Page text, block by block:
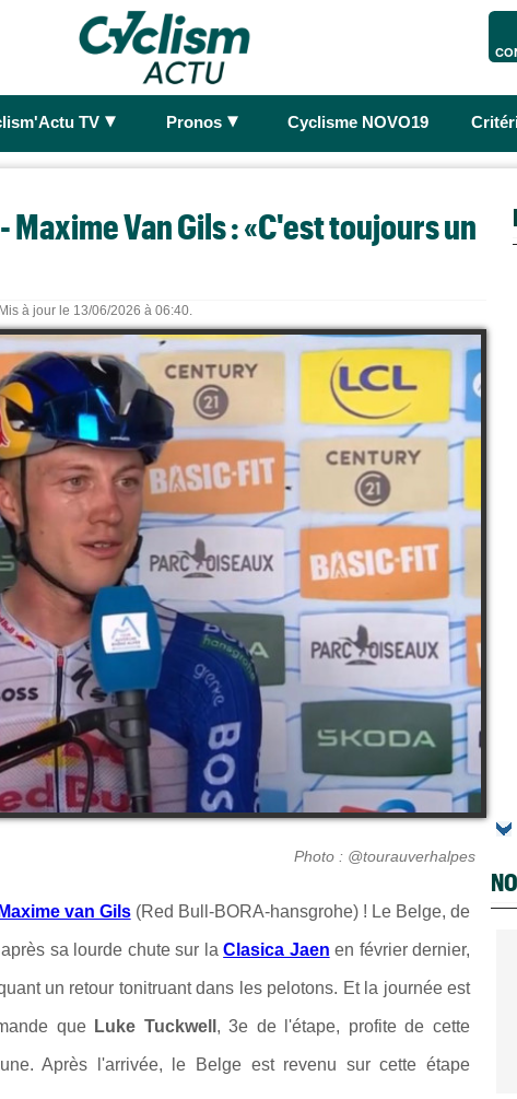
TV ► Pronos ► Cyclisme NOVO19
Van Gils : «C'est toujours un
Mis à jour le 13/06/2026 à 06:40.
Photo : @tourauverhalpes
Maxime van Gils (Red Bull-BORA-hansgrohe) ! Le Belge, de
après sa lourde chute sur laClasica Jaen en février dernier,
un retour tonitruant dans les pelotons. Et la journée est
que Luke Tuckwell , 3e de l'étape, profite de cette
Après l'arrivée, le Belge est revenu sur cette étape